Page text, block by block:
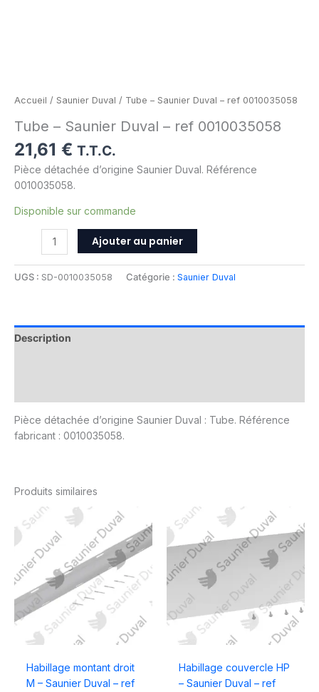
Accueil / Saunier Duval / Tube – Saunier Duval – ref 0010035058
Tube – Saunier Duval – ref 0010035058
21,61 € T.T.C.
Pièce détachée d’origine Saunier Duval. Référence
0010035058.
Disponible sur commande
Ajouter au panier
UGS : SD-0010035058 Catégorie : Saunier Duval
Description
Pièce détachée d’origine Saunier Duval : Tube. Référence
fabricant : 0010035058.
Produits similaires
Habillage montant droit
M – Saunier Duval – ref
Habillage couvercle HP
– Saunier Duval – ref